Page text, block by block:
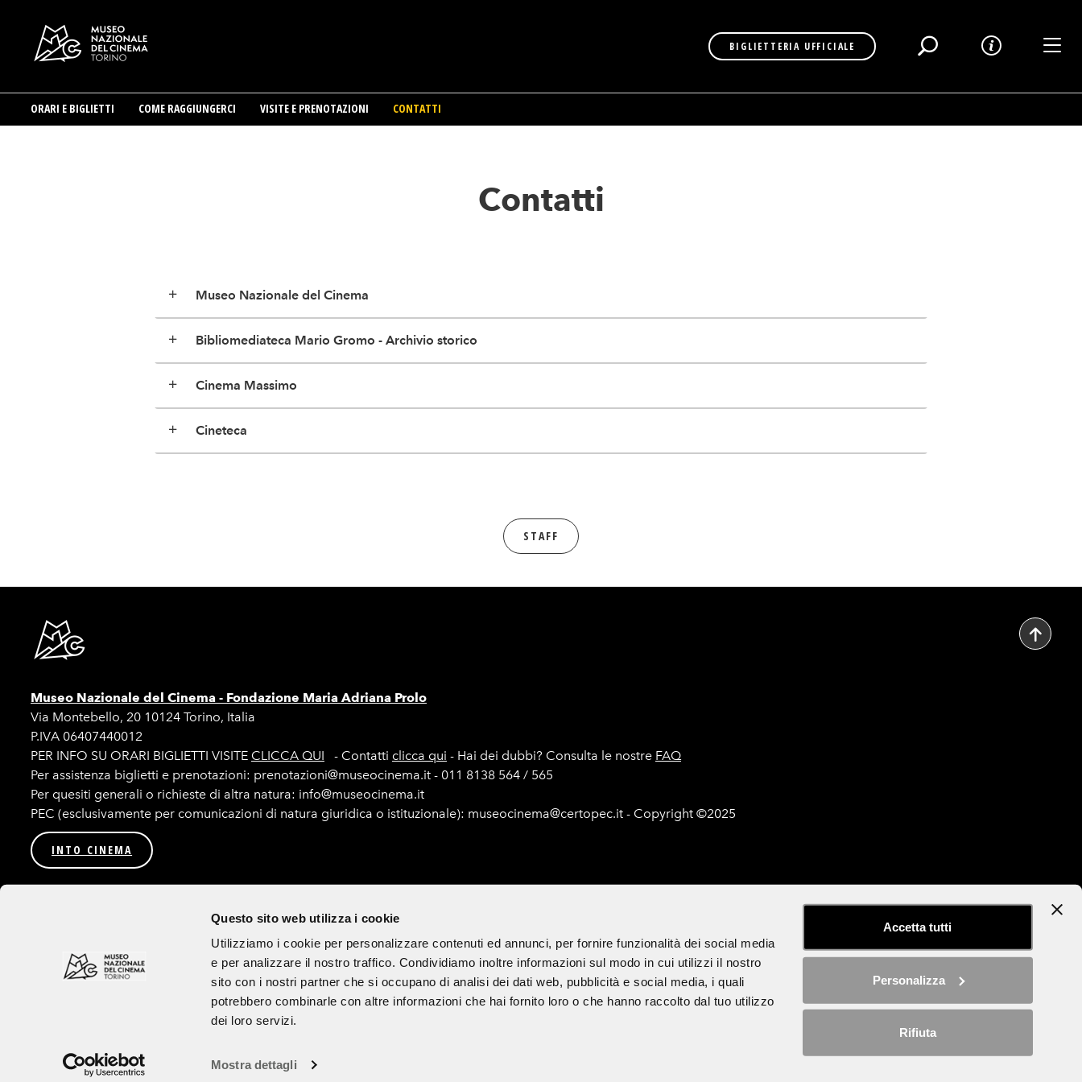
Questo sito web utilizza i cookie
Utilizziamo i cookie per personalizzare contenuti ed annunci, per fornire funzionalità dei social media
e per analizzare il nostro traffico. Condividiamo inoltre informazioni sul modo in cui utilizzi il nostro
sito con i nostri partner che si occupano di analisi dei dati web, pubblicità e social media, i quali
potrebbero combinarle con altre informazioni che hai fornito loro o che hanno raccolto dal tuo utilizzo
dei loro servizi.
Mostra dettagli
Accetta tutti
Personalizza
Rifiuta
BIGLIETTERIA UFFICIALE
ORARI E BIGLIETTI COME RAGGIUNGERCI VISITE E PRENOTAZIONI CONTATTI
Contatti
Museo Nazionale del Cinema
Bibliomediateca Mario Gromo - Archivio storico
Cinema Massimo
Cineteca
STAFF
Museo Nazionale del Cinema - Fondazione Maria Adriana Prolo
Via Montebello, 20 10124 Torino, Italia
P.IVA 06407440012
PER INFO SU ORARI BIGLIETTI VISITE CLICCA QUI - Contatti clicca qui - Hai dei dubbi? Consulta le nostre FAQ
Per assistenza biglietti e prenotazioni: prenotazioni@museocinema.it - 011 8138 564 / 565
Per quesiti generali o richieste di altra natura: info@museocinema.it
PEC (esclusivamente per comunicazioni di natura giuridica o istituzionale): museocinema@certopec.it - Copyright ©2025
INTO CINEMA
Dichiarazione di accessibilità
Tutte le immagini utilizzate sul sito e sui canali social sono ad uso esclusivo di divulgazione culturale ed è esclusa ogni finalità commerciale.